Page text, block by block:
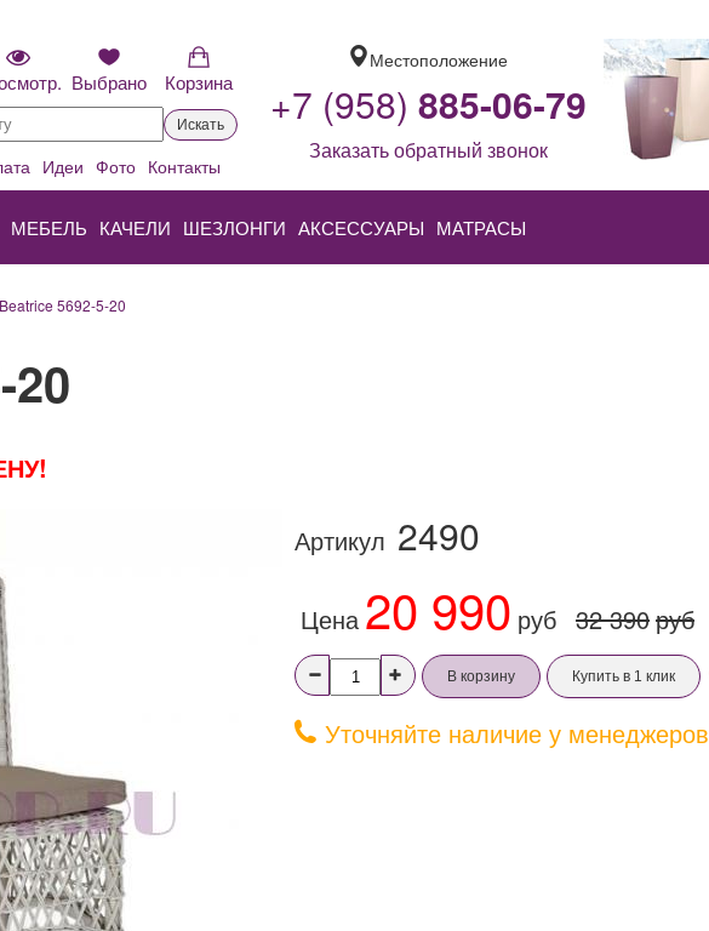
Выбрано Корзина
Искать
Местоположение
+7 (958) 885-06-79
Заказать обратный звонок
Идеи Фото Контакты
МЕБЕЛЬ КАЧЕЛИ ШЕЗЛОНГИ АКСЕССУАРЫ МАТРАСЫ
5692-5-20
Артикул 2490
Цена 20 990 руб 32 390руб
В корзину Купить в 1 клик
Уточняйте наличие у менеджеров